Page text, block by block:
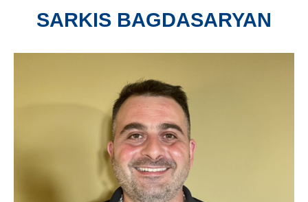
SARKIS BAGDASARYAN